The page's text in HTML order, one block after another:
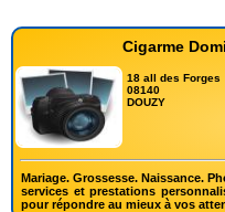
Cigarme
18 all des Forges
08140
DOUZY
Mariage. Grossesse. Naissance.
services et prestations
pour répondre au mieux à vos